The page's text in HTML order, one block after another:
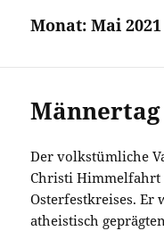
Monat:Mai 2021
Der volkstümliche
Christi Himmelfahrt
Osterfestkreises.
atheistisch